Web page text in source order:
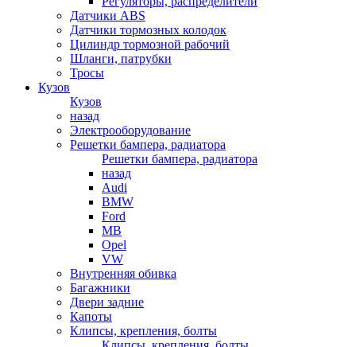
Датчики ABS
Датчики тормозных колодок
Цилиндр тормозной рабочий
Шланги, патрубки
Тросы
Кузов
Кузов
назад
Электрооборудование
Решетки бампера, радиатора
Решетки бампера, радиатора
назад
Audi
BMW
Ford
MB
Opel
VW
Внутренняя обивка
Багажники
Двери задние
Капоты
Клипсы, крепления, болты